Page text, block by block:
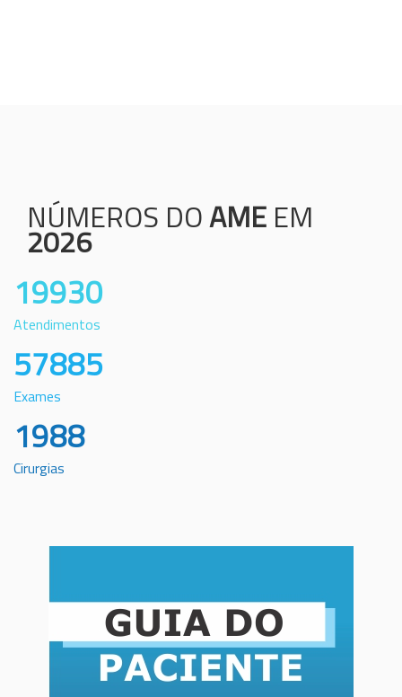
NÚMEROS DOAME EM
2026
19930
Atendimentos
57885
Exames
1988
Cirurgias